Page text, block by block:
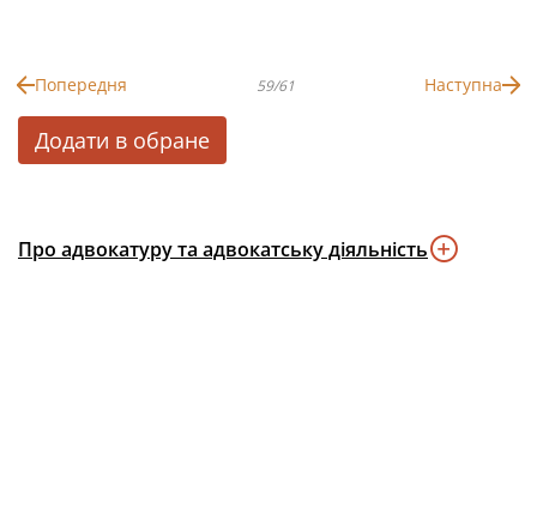
Попередня 59/61 Наступна
Додати в обране
Про адвокатуру та адвокатську діяльність